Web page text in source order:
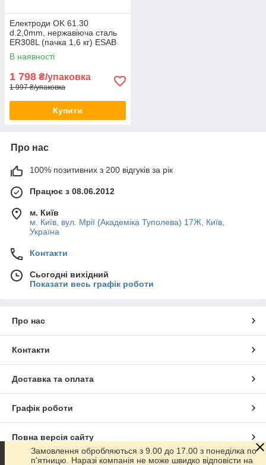
Електроди OK 61.30
d.2,0mm, нержавіюча сталь
ER308L (пачка 1,6 кг) ESAB
(6130202030)
В наявності
1 798 ₴/упаковка
1 997 ₴/упаковка
Купити
Про нас
100% позитивних з 200 відгуків за рік
Працює з 08.06.2012
м. Київ
м. Київ, вул. Мрії (Академіка Туполева) 17Ж, Київ,
Україна
Контакти
Сьогодні вихідний
Показати весь графік роботи
Про нас
Контакти
Доставка та оплата
Графік роботи
Повна версія сайту
Замовлення обробляються з 9.00 до 17.00 з понеділка по
п'ятницю. Наразі компанія не може швидко відповісти на